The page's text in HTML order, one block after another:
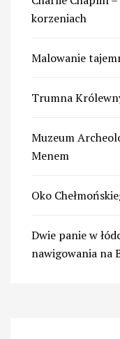
korzeniach
Malowanie
Trumna
Muzeum
Menem
Oko
Dwie panie w
nawigowania na